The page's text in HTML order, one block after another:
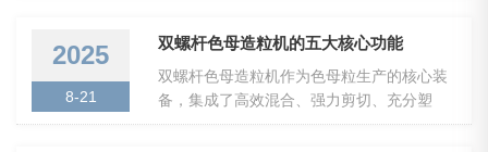
要包括以下几个关键部件：1.机架：作为整
个设备的支撑部分，机架需要具有良好的承
载能力和抗震性。2.螺杆系统：螺杆是核心
部件，负责物料的加热、...
力，特别是在处理高粘度、难以熔融的材料
时，表现尤为突出。其工作原理基于螺杆的
塑化与挤出过程。首先，原料通过进料口进
2025
8-21
双螺杆色母造粒机的五大核心功能
双螺杆色母造粒机作为色母粒生产的核心装
备，集成了高效混合、强力剪切、充分塑
化、脱挥排气、均质化和精密造粒等多重功